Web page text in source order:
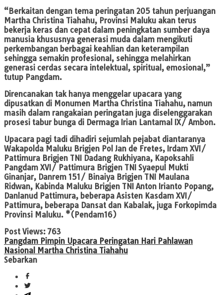
“Berkaitan dengan tema peringatan 205 tahun perjuangan
Martha Christina Tiahahu, Provinsi Maluku akan terus
bekerja keras dan cepat dalam peningkatan sumber daya
manusia khususnya generasi muda dalam mengikuti
perkembangan berbagai keahlian dan keterampilan
sehingga semakin profesional, sehingga melahirkan
generasi cerdas secara intelektual, spiritual, emosional,”
tutup Pangdam.
Direncanakan tak hanya menggelar upacara yang
dipusatkan di Monumen Martha Christina Tiahahu, namun
masih dalam rangakaian peringatan juga diselenggarakan
prosesi tabur bunga di Dermaga Irian Lantamal IX/ Ambon.
Upacara pagi tadi dihadiri sejumlah pejabat diantaranya
Wakapolda Maluku Brigjen Pol Jan de Fretes, Irdam XVI/
Pattimura Brigjen TNI Dadang Rukhiyana, Kapoksahli
Pangdam XVI/ Pattimura Brigjen TNI Syaepul Mukti
Ginanjar, Danrem 151/ Binaiya Brigjen TNI Maulana
Ridwan, Kabinda Maluku Brigjen TNI Anton Irianto Popang,
Danlanud Pattimura, beberapa Asisten Kasdam XVI/
Pattimura, beberapa Dansat dan Kabalak, juga Forkopimda
Provinsi Maluku. *(Pendam16)
Post Views: 763
Pangdam Pimpin Upacara Peringatan Hari Pahlawan
Nasional Martha Christina Tiahahu
Sebarkan